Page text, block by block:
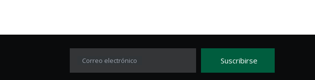
Correo electrónico Suscribirse